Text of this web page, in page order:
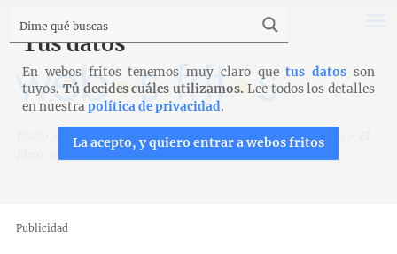
Nuestros libros webos fritos, recetas y momentos
libro: webos fritos, recetas y momentos
Publicidad
Tus datos
En webos fritos tenemos muy claro quetus datos son
tuyos. Tú decides cuáles utilizamos. Lee todos los detalles
en nuestrapolítica de privacidad.
La acepto, y quiero entrar a webos fritos